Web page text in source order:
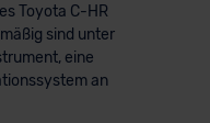
Toyota C-HR
sind unter
eine
an